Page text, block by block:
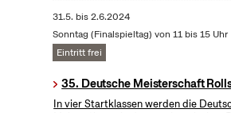
31.5. bis2.6.2024
Sonntag (Finalspieltag) von 11 bis 15 Uhr
Eintritt frei
35. Deutsche Meisterschaft
In vier Startklassen werden die